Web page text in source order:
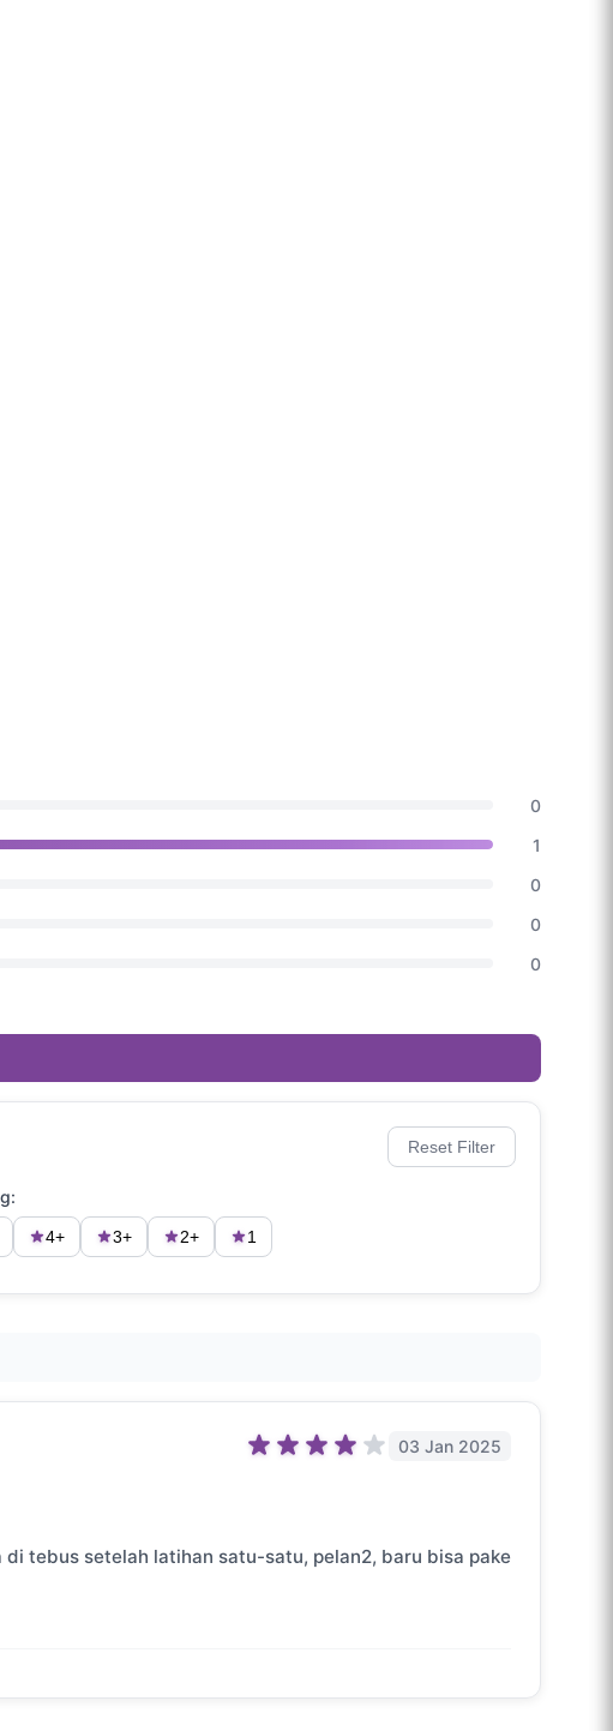
0
1
0
0
0
Reset Filter
4+ 3+ 2+ 1
03 Jan 2025
tebus setelah latihan satu-satu, pelan2, baru bisa pake